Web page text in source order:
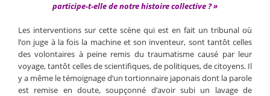
participe-t-elle de notre histoire collective ? »
Les interventions sur cette scène qui est en fait un tribunal où
l’on juge à la fois la machine et son inventeur, sont tantôt celles
des volontaires à peine remis du traumatisme causé par leur
voyage, tantôt celles de scientifiques, de politiques, de citoyens. Il
y a même le témoignage d’un tortionnaire japonais dont la parole
est remise en doute, soupçonné d’avoir subi un lavage de